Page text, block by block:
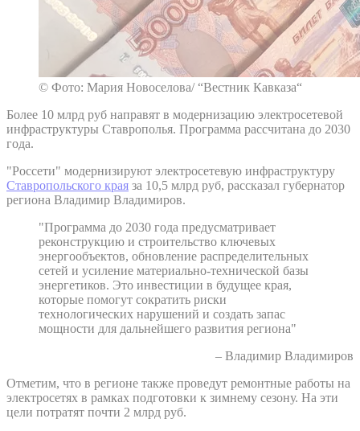
© Фото: Мария Новоселова/ “Вестник Кавказа“
Более 10 млрд руб направят в модернизацию электросетевой
инфраструктуры Ставрополья. Программа рассчитана до 2030
года.
"Россети" модернизируют электросетевую инфраструктуру
Ставропольского края за 10,5 млрд руб, рассказал губернатор
региона Владимир Владимиров.
"Программа до 2030 года предусматривает
реконструкцию и строительство ключевых
энергообъектов, обновление распределительных
сетей и усиление материально-технической базы
энергетиков. Это инвестиции в будущее края,
которые помогут сократить риски
технологических нарушений и создать запас
мощности для дальнейшего развития региона"
– Владимир Владимиров
Отметим, что в регионе также проведут ремонтные работы на
электросетях в рамках подготовки к зимнему сезону. На эти
цели потратят почти 2 млрд руб.